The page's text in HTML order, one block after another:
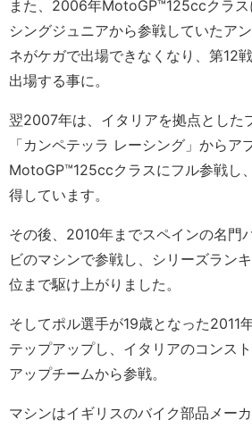
また、2006年MotoGP™125ccクラ
シングジュニアから参戦していたア
ネがケガで出場できなくなり、第12
出場する事に。
翌2007年は、イタリアを拠点とした
「カンペテッラ レーシング」からア
MotoGP™125ccクラスにフル参戦し
得しています。
その後、2010年までスペインの名門
ビのマシンで参戦し、シリーズラン
位まで駆け上がりました。
そしてポル選手が19歳となった2011
テップアップし、イタリアのコンス
アップチームから参戦。
マシンはイギリスのバイク部品メー